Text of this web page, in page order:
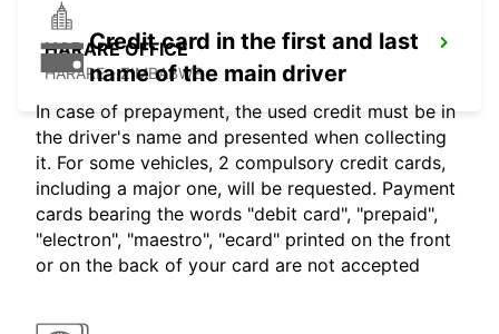
HARARE OFFICE
HARARE - ZIMBABWE
Credit card in the first and last
name of the main driver
In case of prepayment, the used credit must be in
the driver's name and presented when collecting
it. For some vehicles, 2 compulsory credit cards,
including a major one, will be requested. Payment
cards bearing the words "debit card", "prepaid",
"electron", "maestro", "ecard" printed on the front
or on the back of your card are not accepted